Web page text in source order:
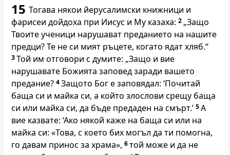
15 Тогава някои йерусалимски книжници и
фарисеи дойдоха при Иисус и Му казаха: 2 „Защо
Твоите ученици нарушават преданието на нашите
предци? Те не си мият ръцете, когато ядат хляб.“
3Той им отговори с думите: „Защо и вие
нарушавате Божията заповед заради вашето
предание? 4Защото Бог е заповядал: ‘Почитай
баща си и майка си, а който злослови срещу баща
си или майка си, да бъде предаден на смърт.’ 5А
вие казвате: ‘Ако някой каже на баща си или на
майка си: «Това, с което бих могъл да ти помогна,
го давам принос за храма», 6той може и да не